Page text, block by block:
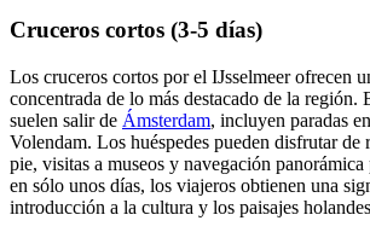
Cruceros cortos (3-5 días)
Los cruceros cortos por el IJsselmeer ofrecen
concentrada de lo más destacado de la región.
suelen salir de Ámsterdam, incluyen paradas en
Volendam. Los huéspedes pueden disfrutar de
pie, visitas a museos y navegación
en sólo unos días, los viajeros obtienen una
introducción a la cultura y los paisajes